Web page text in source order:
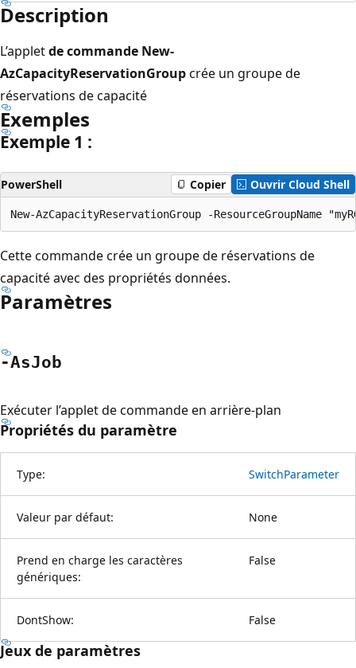
Description
L’appletde commande New-
AzCapacityReservationGroupcrée un groupe de
réservations de capacité
Exemples
Exemple 1 :
PowerShell Copier Ouvrir Cloud Shell
Cette commande crée un groupe de réservations de
capacité avec des propriétés données.
Paramètres
-AsJob
Exécuter l’applet de commande en arrière-plan
Propriétés du paramètre
Type: SwitchParameter
Valeur par défaut: None
Prend en charge les caractères
génériques:
False
DontShow: False
Jeux de paramètres